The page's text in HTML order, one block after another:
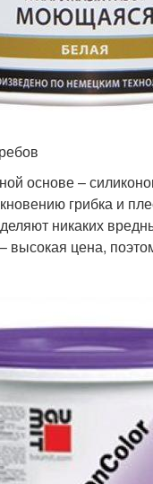
основе –
грибка и
никаких
высокая цена,